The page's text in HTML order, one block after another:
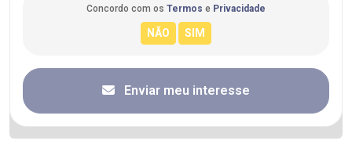
Concordo com os Termos e Privacidade
Enviar meu interesse